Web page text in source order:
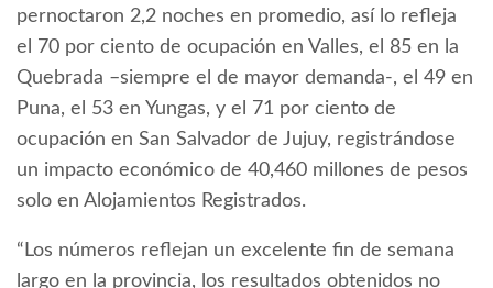
pernoctaron 2,2 noches en promedio, así lo refleja
el 70 por ciento de ocupación en Valles, el 85 en la
Quebrada –siempre el de mayor demanda-, el 49 en
Puna, el 53 en Yungas, y el 71 por ciento de
ocupación en San Salvador de Jujuy, registrándose
un impacto económico de 40,460 millones de pesos
solo en Alojamientos Registrados.
“Los números reflejan un excelente fin de semana
largo en la provincia, los resultados obtenidos no